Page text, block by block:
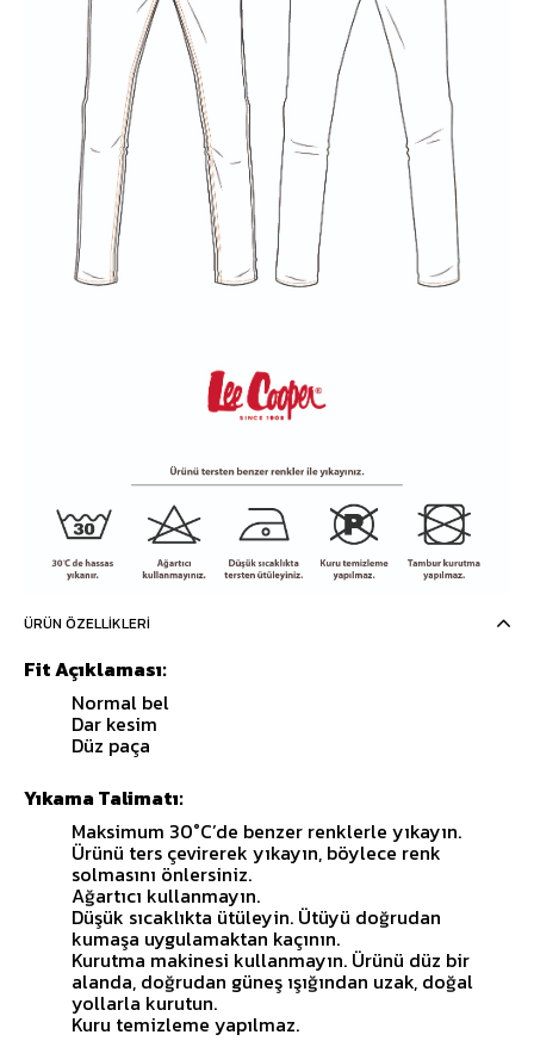
ÜRÜN ÖZELLIKLERI
Fit Açıklaması:
Normal bel
Dar kesim
Düz paça
Yıkama Talimatı:
Maksimum 30°C’de benzer renklerle yıkayın.
Ürünü ters çevirerek yıkayın, böylece renk
solmasını önlersiniz.
Ağartıcı kullanmayın.
Düşük sıcaklıkta ütüleyin. Ütüyü doğrudan
kumaşa uygulamaktan kaçının.
Kurutma makinesi kullanmayın. Ürünü düz bir
alanda, doğrudan güneş ışığından uzak, doğal
yollarla kurutun.
Kuru temizleme yapılmaz.